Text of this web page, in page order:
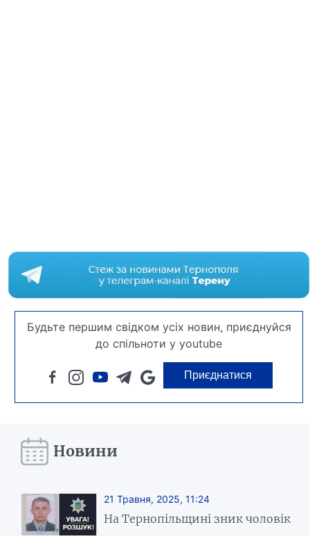
Будьте першим свідком усіх новин, приєднуйся
до спільноти у youtube
Приєднатися
Новини
21 Травня, 2025, 11:24
На Тернопільщині зник чоловік